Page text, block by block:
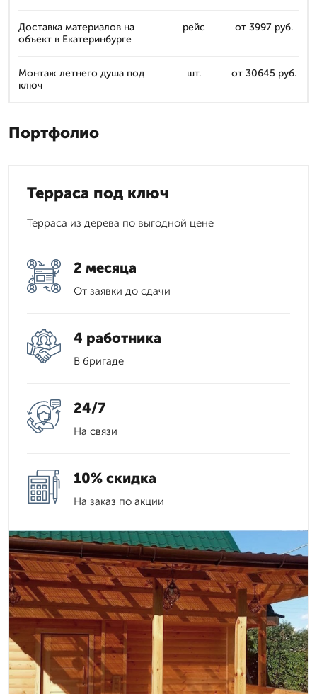
Доставка материалов на
объект в Екатеринбурге
рейс от 3997 руб.
Монтаж летнего душа под
ключ
шт. от 30645 руб.
Портфолио
Терраса под ключ
Терраса из дерева по выгодной цене
2 месяца
От заявки до сдачи
4 работника
В бригаде
24/7
На связи
10% скидка
На заказ по акции